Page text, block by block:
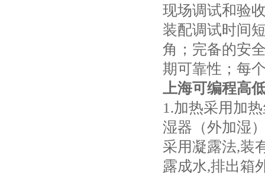
现场调试和验
装配调试时间
角；完备的安
期可靠性；每
上海可编程高
1.加热采用加
湿器（外加湿
采用凝露法,装
露成水,排出箱